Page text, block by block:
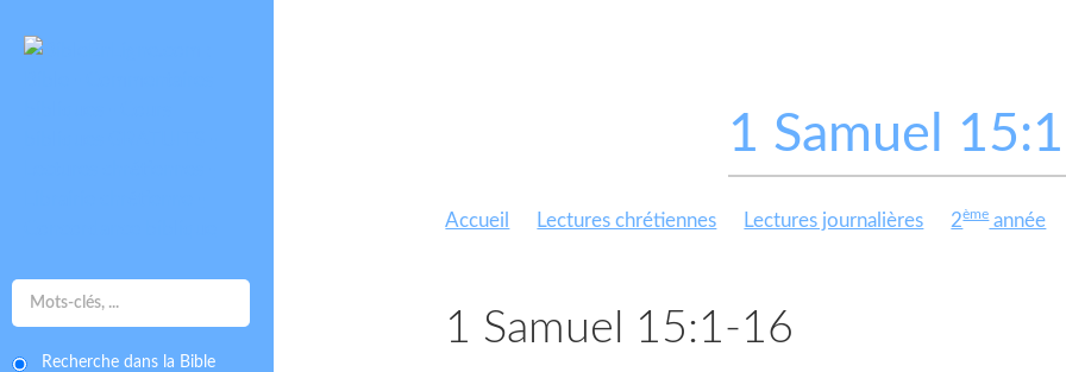
Recherche dans la Bible
1 Samuel
Accueil Lectures chrétiennes Lectures journalières 2èmeannée
1 Samuel 15:1-16